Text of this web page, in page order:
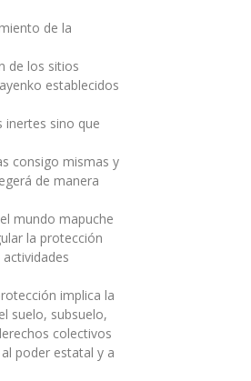
de la
de los sitios
establecidos
inertes sino que
consigo mismas y
de manera
mundo mapuche
la protección
implica la
suelo, subsuelo,
colectivos
poder estatal y a